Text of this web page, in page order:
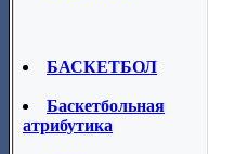
БАСКЕТБОЛ
Баскетбольная
атрибутика